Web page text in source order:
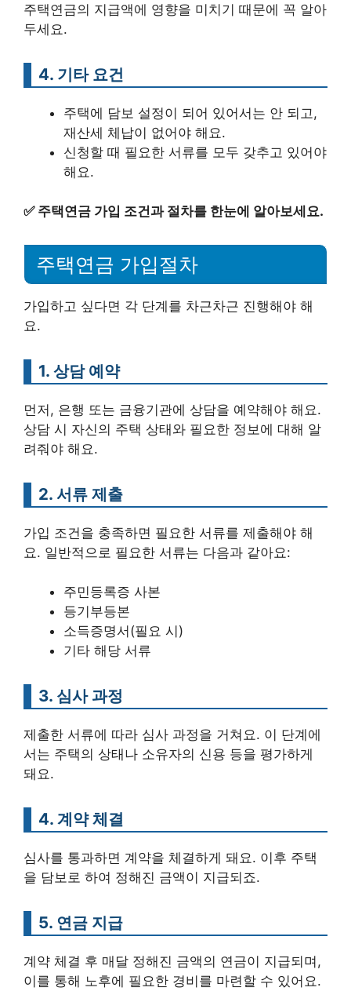
주택연금의 지급액에 영향을 미치기 때문에 꼭 알아
두세요.
4. 기타 요건
주택에 담보 설정이 되어 있어서는 안 되고,
재산세 체납이 없어야 해요.
신청할 때 필요한 서류를 모두 갖추고 있어야
해요.
✅ 주택연금 가입 조건과 절차를 한눈에 알아보세요.
주택연금 가입절차
가입하고 싶다면 각 단계를 차근차근 진행해야 해
요.
1. 상담 예약
먼저, 은행 또는 금융기관에 상담을 예약해야 해요.
상담 시 자신의 주택 상태와 필요한 정보에 대해 알
려줘야 해요.
2. 서류 제출
가입 조건을 충족하면 필요한 서류를 제출해야 해
요. 일반적으로 필요한 서류는 다음과 같아요:
주민등록증 사본
등기부등본
소득증명서(필요 시)
기타 해당 서류
3. 심사 과정
제출한 서류에 따라 심사 과정을 거쳐요. 이 단계에
서는 주택의 상태나 소유자의 신용 등을 평가하게
돼요.
4. 계약 체결
심사를 통과하면 계약을 체결하게 돼요. 이후 주택
을 담보로 하여 정해진 금액이 지급되죠.
5. 연금 지급
계약 체결 후 매달 정해진 금액의 연금이 지급되며,
이를 통해 노후에 필요한 경비를 마련할 수 있어요.